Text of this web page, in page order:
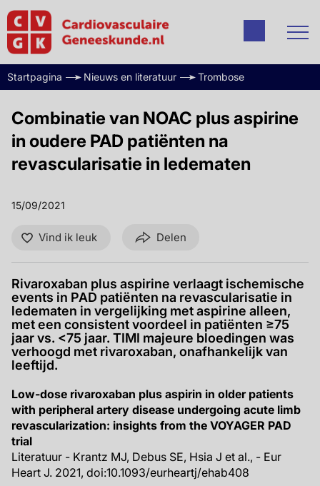
Startpagina Nieuws en literatuur Trombose
Combinatie van NOAC plus aspirine
in oudere PAD patiënten na
revascularisatie in ledematen
15/09/2021
Vind ik leuk Delen
Rivaroxaban plus aspirine verlaagt ischemische
events in PAD patiënten na revascularisatie in
ledematen in vergelijking met aspirine alleen,
met een consistent voordeel in patiënten ≥75
jaar vs. <75 jaar. TIMI majeure bloedingen was
verhoogd met rivaroxaban, onafhankelijk van
leeftijd.
Low-dose rivaroxaban plus aspirin in older patients
with peripheral artery disease undergoing acute limb
revascularization: insights from the VOYAGER PAD
trial
Literatuur - Krantz MJ, Debus SE, Hsia J et al., - Eur
Heart J. 2021, doi:10.1093/eurheartj/ehab408